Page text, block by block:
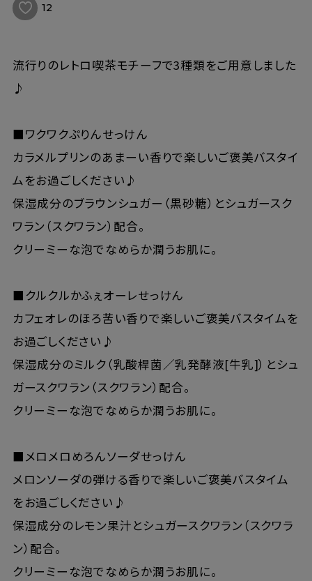
12
流行りのレトロ喫茶モチーフで3種類をご用意しました
♪
■ワクワクぷりんせっけん
カラメルプリンのあまーい香りで楽しいご褒美バスタイ
ムをお過ごしください♪
保湿成分のブラウンシュガー（黒砂糖）とシュガースク
ワラン（スクワラン）配合。
クリーミーな泡でなめらか潤うお肌に。
■クルクルかふぇオーレせっけん
カフェオレのほろ苦い香りで楽しいご褒美バスタイムを
お過ごしください♪
保湿成分のミルク（乳酸桿菌／乳発酵液[牛乳]）とシュ
ガースクワラン（スクワラン）配合。
クリーミーな泡でなめらか潤うお肌に。
■メロメロめろんソーダせっけん
メロンソーダの弾ける香りで楽しいご褒美バスタイム
をお過ごしください♪
保湿成分のレモン果汁とシュガースクワラン（スクワラ
ン）配合。
クリーミーな泡でなめらか潤うお肌に。